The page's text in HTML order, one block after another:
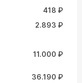
418 ₽
2.893 ₽
11.000 ₽
36.190 ₽